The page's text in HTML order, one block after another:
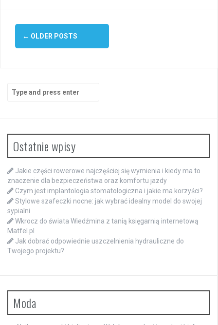
Posts
navigation
← OLDER POSTS
for:
Ostatnie wpisy
Jakie części rowerowe najczęściej się wymienia i kiedy ma to
znaczenie dla bezpieczeństwa oraz komfortu jazdy
Czym jest implantologia stomatologiczna i jakie ma korzyści?
Stylowe szafeczki nocne: jak wybrać idealny model do swojej
sypialni
Wkrocz do świata Wiedźmina z tanią księgarnią internetową
Matfel.pl
Jak dobrać odpowiednie uszczelnienia hydrauliczne do
Twojego projektu?
Moda